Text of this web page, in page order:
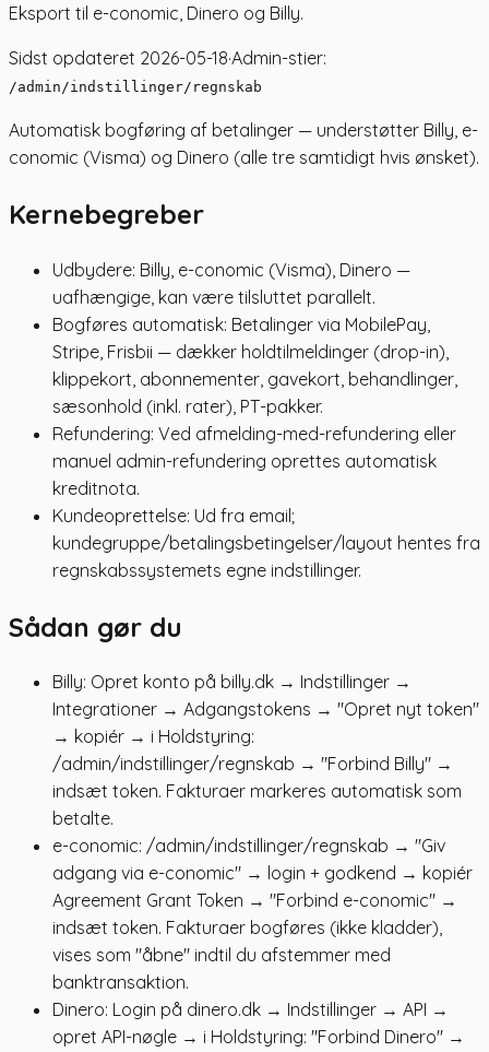
Eksport til e-conomic, Dinero og Billy.
Sidst opdateret 2026-05-18·Admin-stier:
/admin/indstillinger/regnskab
Automatisk bogføring af betalinger — understøtter Billy, e-
conomic (Visma) og Dinero (alle tre samtidigt hvis ønsket).
Kernebegreber
Udbydere: Billy, e-conomic (Visma), Dinero —
uafhængige, kan være tilsluttet parallelt.
Bogføres automatisk: Betalinger via MobilePay,
Stripe, Frisbii — dækker holdtilmeldinger (drop-in),
klippekort, abonnementer, gavekort, behandlinger,
sæsonhold (inkl. rater), PT-pakker.
Refundering: Ved afmelding-med-refundering eller
manuel admin-refundering oprettes automatisk
kreditnota.
Kundeoprettelse: Ud fra email;
kundegruppe/betalingsbetingelser/layout hentes fra
regnskabssystemets egne indstillinger.
Sådan gør du
Billy: Opret konto på billy.dk → Indstillinger →
Integrationer → Adgangstokens → "Opret nyt token"
→ kopiér → i Holdstyring:
/admin/indstillinger/regnskab → "Forbind Billy" →
indsæt token. Fakturaer markeres automatisk som
betalte.
e-conomic: /admin/indstillinger/regnskab → "Giv
adgang via e-conomic" → login + godkend → kopiér
Agreement Grant Token → "Forbind e-conomic" →
indsæt token. Fakturaer bogføres (ikke kladder),
vises som "åbne" indtil du afstemmer med
banktransaktion.
Dinero: Login på dinero.dk → Indstillinger → API →
opret API-nøgle → i Holdstyring: "Forbind Dinero" →